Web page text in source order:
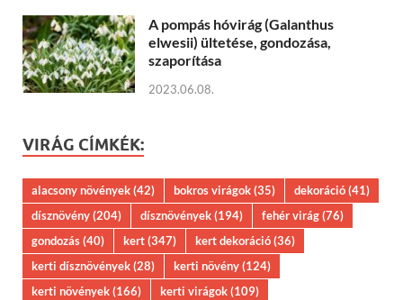
A pompás hóvirág (Galanthus
elwesii) ültetése, gondozása,
szaporítása
2023.06.08.
VIRÁG CÍMKÉK:
alacsony növények(42) bokros virágok(35) dekoráció(41)
dísznövény(204) dísznövények(194) fehér virág(76)
gondozás(40) kert(347) kert dekoráció(36)
kerti dísznövények(28) kerti növény(124)
kerti növények(166) kerti virágok(109)